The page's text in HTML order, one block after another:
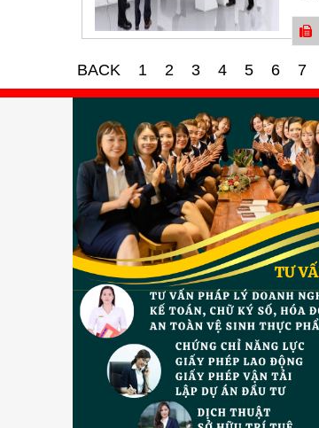
BACK 1 2 3 4 5 6 7